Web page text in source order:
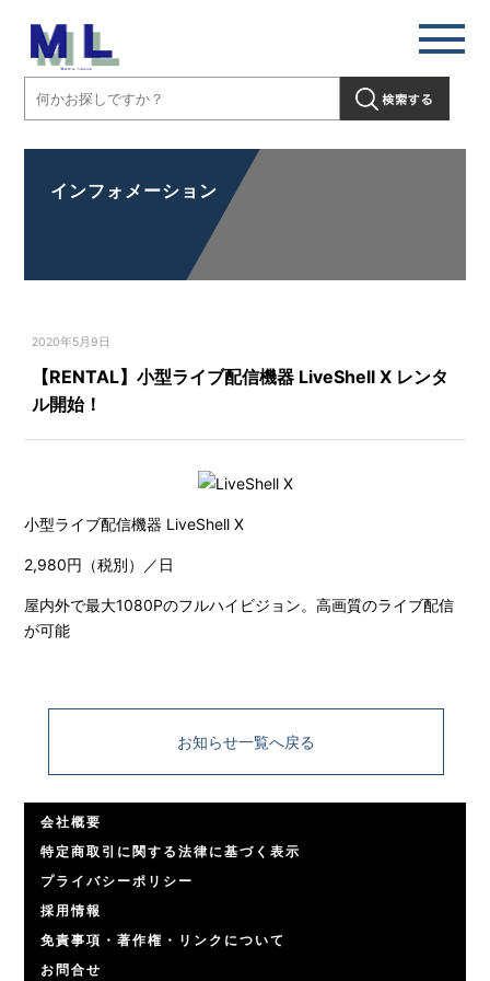
インフォメーション
2020年5月9日
【RENTAL】小型ライブ配信機器 LiveShell X レンタ
ル開始！
小型ライブ配信機器 LiveShell X
2,980円（税別）／日
屋内外で最大1080Pのフルハイビジョン。高画質のライブ配信
が可能
お知らせ一覧へ戻る
会社概要
特定商取引に関する法律に基づく表示
プライバシーポリシー
採用情報
免責事項・著作権・リンクについて
お問合せ